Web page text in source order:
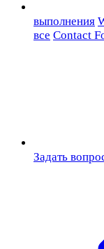
выполнения
все Contact
Задать